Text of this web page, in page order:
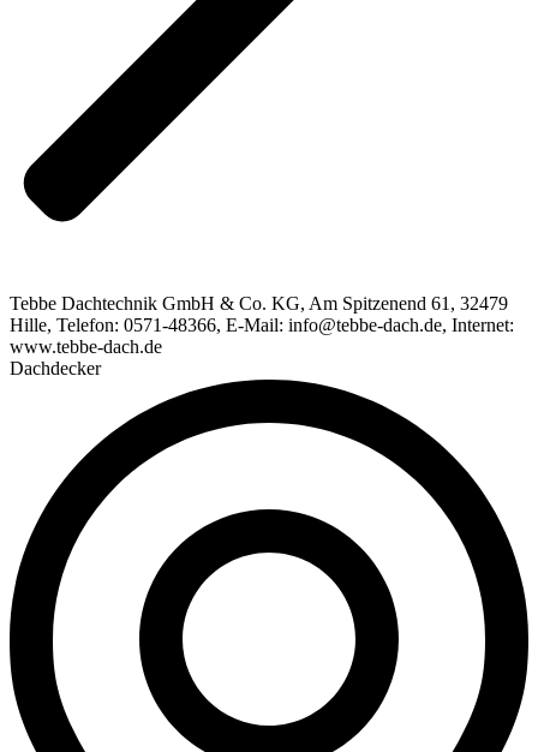
Tebbe Dachtechnik GmbH & Co. KG, Am Spitzenend 61, 32479
Hille, Telefon: 0571-48366, E-Mail: info@tebbe-dach.de, Internet:
www.tebbe-dach.de
Dachdecker